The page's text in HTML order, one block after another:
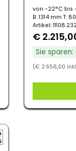
von -22°C bis -
B: 1314 mm T:
Artikel:
€
Sie
(€ 2.658,00